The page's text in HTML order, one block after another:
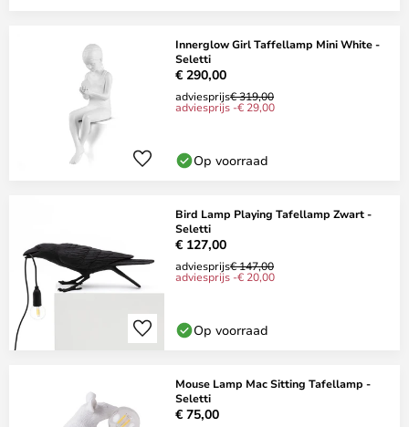
Innerglow Girl Taffellamp Mini White -
Seletti
€ 290,00
adviesprijs€ 319,00
adviesprijs -€ 29,00
Op voorraad
Bird Lamp Playing Tafellamp Zwart -
Seletti
€ 127,00
adviesprijs€ 147,00
adviesprijs -€ 20,00
Op voorraad
Mouse Lamp Mac Sitting Tafellamp -
Seletti
€ 75,00